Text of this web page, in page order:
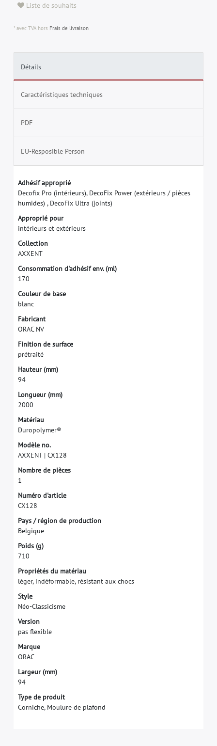
Liste de souhaits
* avec TVA hors Frais de livraison
Détails
Caractéristiques techniques
PDF
EU-Resposible Person
Adhésif approprié
Decofx Pro (intérieurs), DecoFix Power (extérieurs / pièces
humides) , DecoFix Ultra (joints)
Approprié pour
intérieurs et extérieurs
Collection
AXXENT
Consommation d'adhésif env. (ml)
170
Couleur de base
blanc
Fabricant
ORAC NV
Finition de surface
prétraité
Hauteur (mm)
94
Longueur (mm)
2000
Matériau
Duropolymer®
Modèle no.
AXXENT | CX128
Nombre de pièces
1
Numéro d'article
CX128
Pays / région de production
Belgique
Poids (g)
710
Propriétés du matériau
léger, indéformable, résistant aux chocs
Style
Néo-Classicisme
Version
pas fexible
Marque
ORAC
Largeur (mm)
94
Type de produit
Corniche, Moulure de plafond